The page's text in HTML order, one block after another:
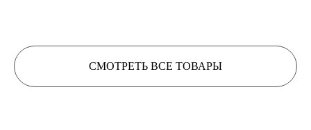
СМОТРЕТЬ ВСЕ ТОВАРЫ